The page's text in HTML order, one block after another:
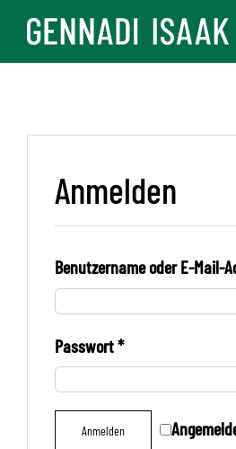
content
Anmelden
Benutzername oder E-Mail-
Passwort*
Anmelden